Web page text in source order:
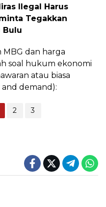
Ilegal Harus
Tegakkan
Bulu
dan harga
soal hukum ekonomi
atau biasa
demand):
2 3